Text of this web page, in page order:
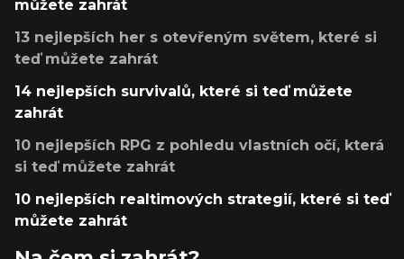
můžete zahrát
13 nejlepších her s otevřeným světem, které si
teď můžete zahrát
14 nejlepších survivalů, které si teď můžete
zahrát
10 nejlepších RPG z pohledu vlastních očí, která
si teď můžete zahrát
10 nejlepších realtimových strategií, které si teď
můžete zahrát